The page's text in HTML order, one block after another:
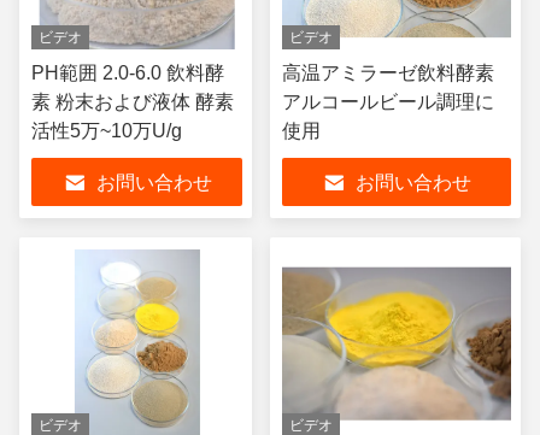
ビデオ
PH範囲 2.0-6.0 飲料酵
素 粉末および液体 酵素
活性5万~10万U/g
お問い合わせ
ビデオ
高温アミラーゼ飲料酵素
アルコールビール調理に
使用
お問い合わせ
ビデオ ビデオ